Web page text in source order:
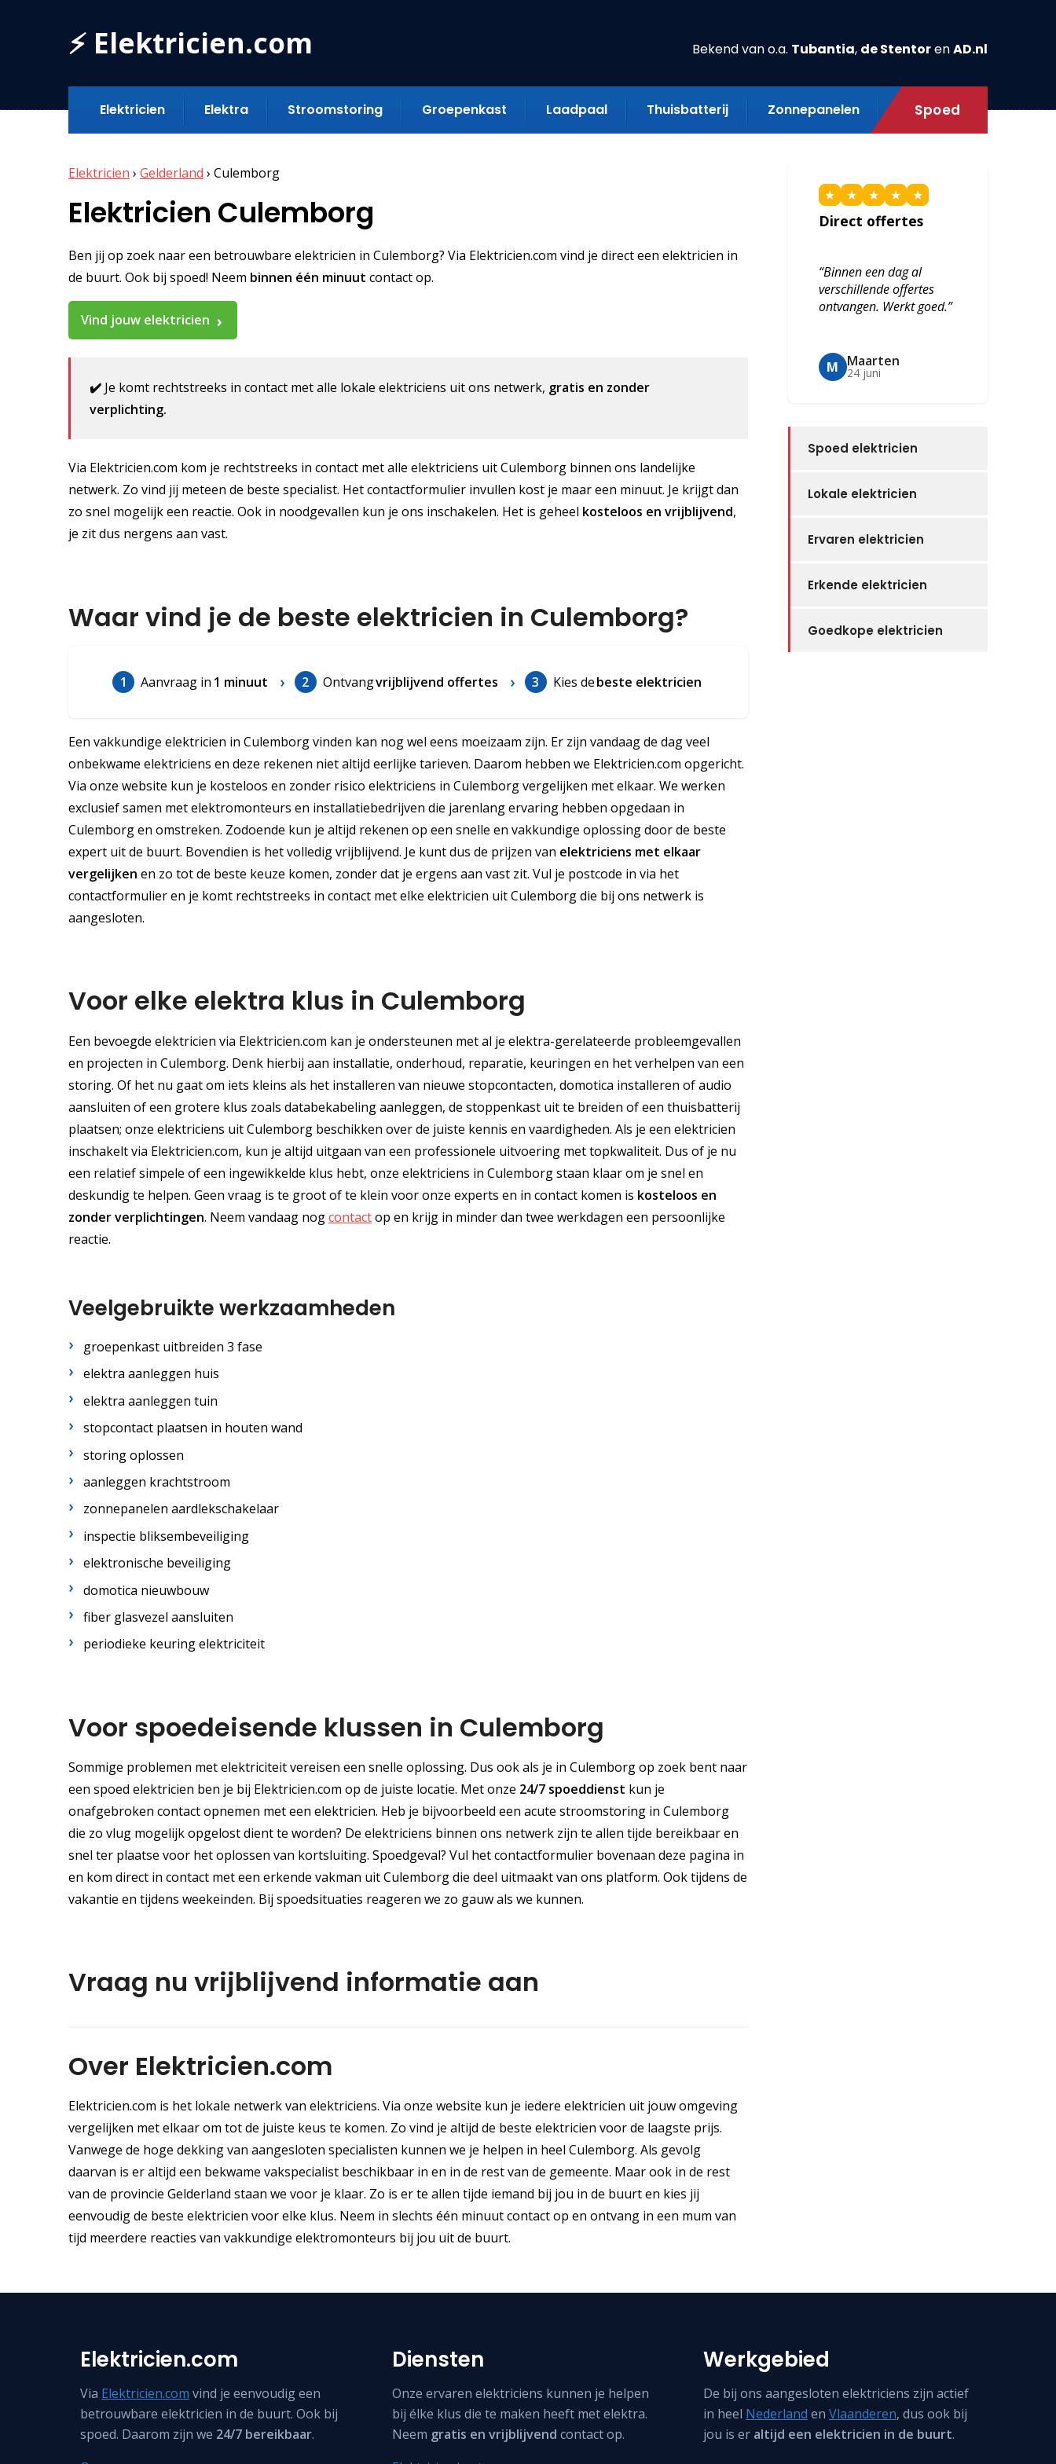
⚡ Elektricien.com Bekend van o.a. Tubantia, de StentorenAD.nl
Elektricien Elektra Stroomstoring Groepenkast Laadpaal Thuisbatterij Zonnepanelen Spoed
Elektricien › Gelderland › Culemborg
Elektricien Culemborg
Ben jij op zoek naar een betrouwbare elektricien in Culemborg? Via Elektricien.com vind je direct een elektricien in
de buurt. Ook bij spoed! Neem binnen één minuut contact op.
Vind jouw elektricien
✔️ Je komt rechtstreeks in contact met alle lokale elektriciens uit ons netwerk, gratis en zonder
verplichting.
Via Elektricien.com kom je rechtstreeks in contact met alle elektriciens uit Culemborg binnen ons landelijke
netwerk. Zo vind jij meteen de beste specialist. Het contactformulier invullen kost je maar een minuut. Je krijgt dan
zo snel mogelijk een reactie. Ook in noodgevallen kun je ons inschakelen. Het is geheel kosteloos en vrijblijvend,
je zit dus nergens aan vast.
Waar vind je de beste elektricien in Culemborg?
1 Aanvraag in 1 minuut 2 Ontvangvrijblijvend offertes 3 Kies debeste elektricien
Een vakkundige elektricien in Culemborg vinden kan nog wel eens moeizaam zijn. Er zijn vandaag de dag veel
onbekwame elektriciens en deze rekenen niet altijd eerlijke tarieven. Daarom hebben we Elektricien.com opgericht.
Via onze website kun je kosteloos en zonder risico elektriciens in Culemborg vergelijken met elkaar. We werken
exclusief samen met elektromonteurs en installatiebedrijven die jarenlang ervaring hebben opgedaan in
Culemborg en omstreken. Zodoende kun je altijd rekenen op een snelle en vakkundige oplossing door de beste
expert uit de buurt. Bovendien is het volledig vrijblijvend. Je kunt dus de prijzen van elektriciens met elkaar
vergelijken en zo tot de beste keuze komen, zonder dat je ergens aan vast zit. Vul je postcode in via het
contactformulier en je komt rechtstreeks in contact met elke elektricien uit Culemborg die bij ons netwerk is
aangesloten.
Voor elke elektra klus in Culemborg
Een bevoegde elektricien via Elektricien.com kan je ondersteunen met al je elektra-gerelateerde probleemgevallen
en projecten in Culemborg. Denk hierbij aan installatie, onderhoud, reparatie, keuringen en het verhelpen van een
storing. Of het nu gaat om iets kleins als het installeren van nieuwe stopcontacten, domotica installeren of audio
aansluiten of een grotere klus zoals databekabeling aanleggen, de stoppenkast uit te breiden of een thuisbatterij
plaatsen; onze elektriciens uit Culemborg beschikken over de juiste kennis en vaardigheden. Als je een elektricien
inschakelt via Elektricien.com, kun je altijd uitgaan van een professionele uitvoering met topkwaliteit. Dus of je nu
een relatief simpele of een ingewikkelde klus hebt, onze elektriciens in Culemborg staan klaar om je snel en
deskundig te helpen. Geen vraag is te groot of te klein voor onze experts en in contact komen is kosteloos en
zonder verplichtingen. Neem vandaag nogcontactop en krijg in minder dan twee werkdagen een persoonlijke
reactie.
Veelgebruikte werkzaamheden
groepenkast uitbreiden 3 fase
elektra aanleggen huis
elektra aanleggen tuin
stopcontact plaatsen in houten wand
storing oplossen
aanleggen krachtstroom
zonnepanelen aardlekschakelaar
inspectie bliksembeveiliging
elektronische beveiliging
domotica nieuwbouw
fiber glasvezel aansluiten
periodieke keuring elektriciteit
Voor spoedeisende klussen in Culemborg
Sommige problemen met elektriciteit vereisen een snelle oplossing. Dus ook als je in Culemborg op zoek bent naar
een spoed elektricien ben je bij Elektricien.com op de juiste locatie. Met onze 24/7 spoeddienst kun je
onafgebroken contact opnemen met een elektricien. Heb je bijvoorbeeld een acute stroomstoring in Culemborg
die zo vlug mogelijk opgelost dient te worden? De elektriciens binnen ons netwerk zijn te allen tijde bereikbaar en
snel ter plaatse voor het oplossen van kortsluiting. Spoedgeval? Vul het contactformulier bovenaan deze pagina in
en kom direct in contact met een erkende vakman uit Culemborg die deel uitmaakt van ons platform. Ook tijdens de
vakantie en tijdens weekeinden. Bij spoedsituaties reageren we zo gauw als we kunnen.
Vraag nu vrijblijvend informatie aan
Over Elektricien.com
Elektricien.com is het lokale netwerk van elektriciens. Via onze website kun je iedere elektricien uit jouw omgeving
vergelijken met elkaar om tot de juiste keus te komen. Zo vind je altijd de beste elektricien voor de laagste prijs.
Vanwege de hoge dekking van aangesloten specialisten kunnen we je helpen in heel Culemborg. Als gevolg
daarvan is er altijd een bekwame vakspecialist beschikbaar in en in de rest van de gemeente. Maar ook in de rest
van de provincie Gelderland staan we voor je klaar. Zo is er te allen tijde iemand bij jou in de buurt en kies jij
eenvoudig de beste elektricien voor elke klus. Neem in slechts één minuut contact op en ontvang in een mum van
tijd meerdere reacties van vakkundige elektromonteurs bij jou uit de buurt.
★ ★ ★ ★ ★
Direct offertes
“Binnen een dag al
verschillende offertes
ontvangen. Werkt goed.”
M Maarten
24 juni
Spoed elektricien
Lokale elektricien
Ervaren elektricien
Erkende elektricien
Goedkope elektricien
Elektricien.com
Via Elektricien.com vind je eenvoudig een
betrouwbare elektricien in de buurt. Ook bij
spoed. Daarom zijn we 24/7 bereikbaar.
Diensten
Onze ervaren elektriciens kunnen je helpen
bij élke klus die te maken heeft met elektra.
Neem gratis en vrijblijvend contact op.
Werkgebied
De bij ons aangesloten elektriciens zijn actief
in heel Nederland enVlaanderen, dus ook bij
jou is er altijd een elektricien in de buurt.